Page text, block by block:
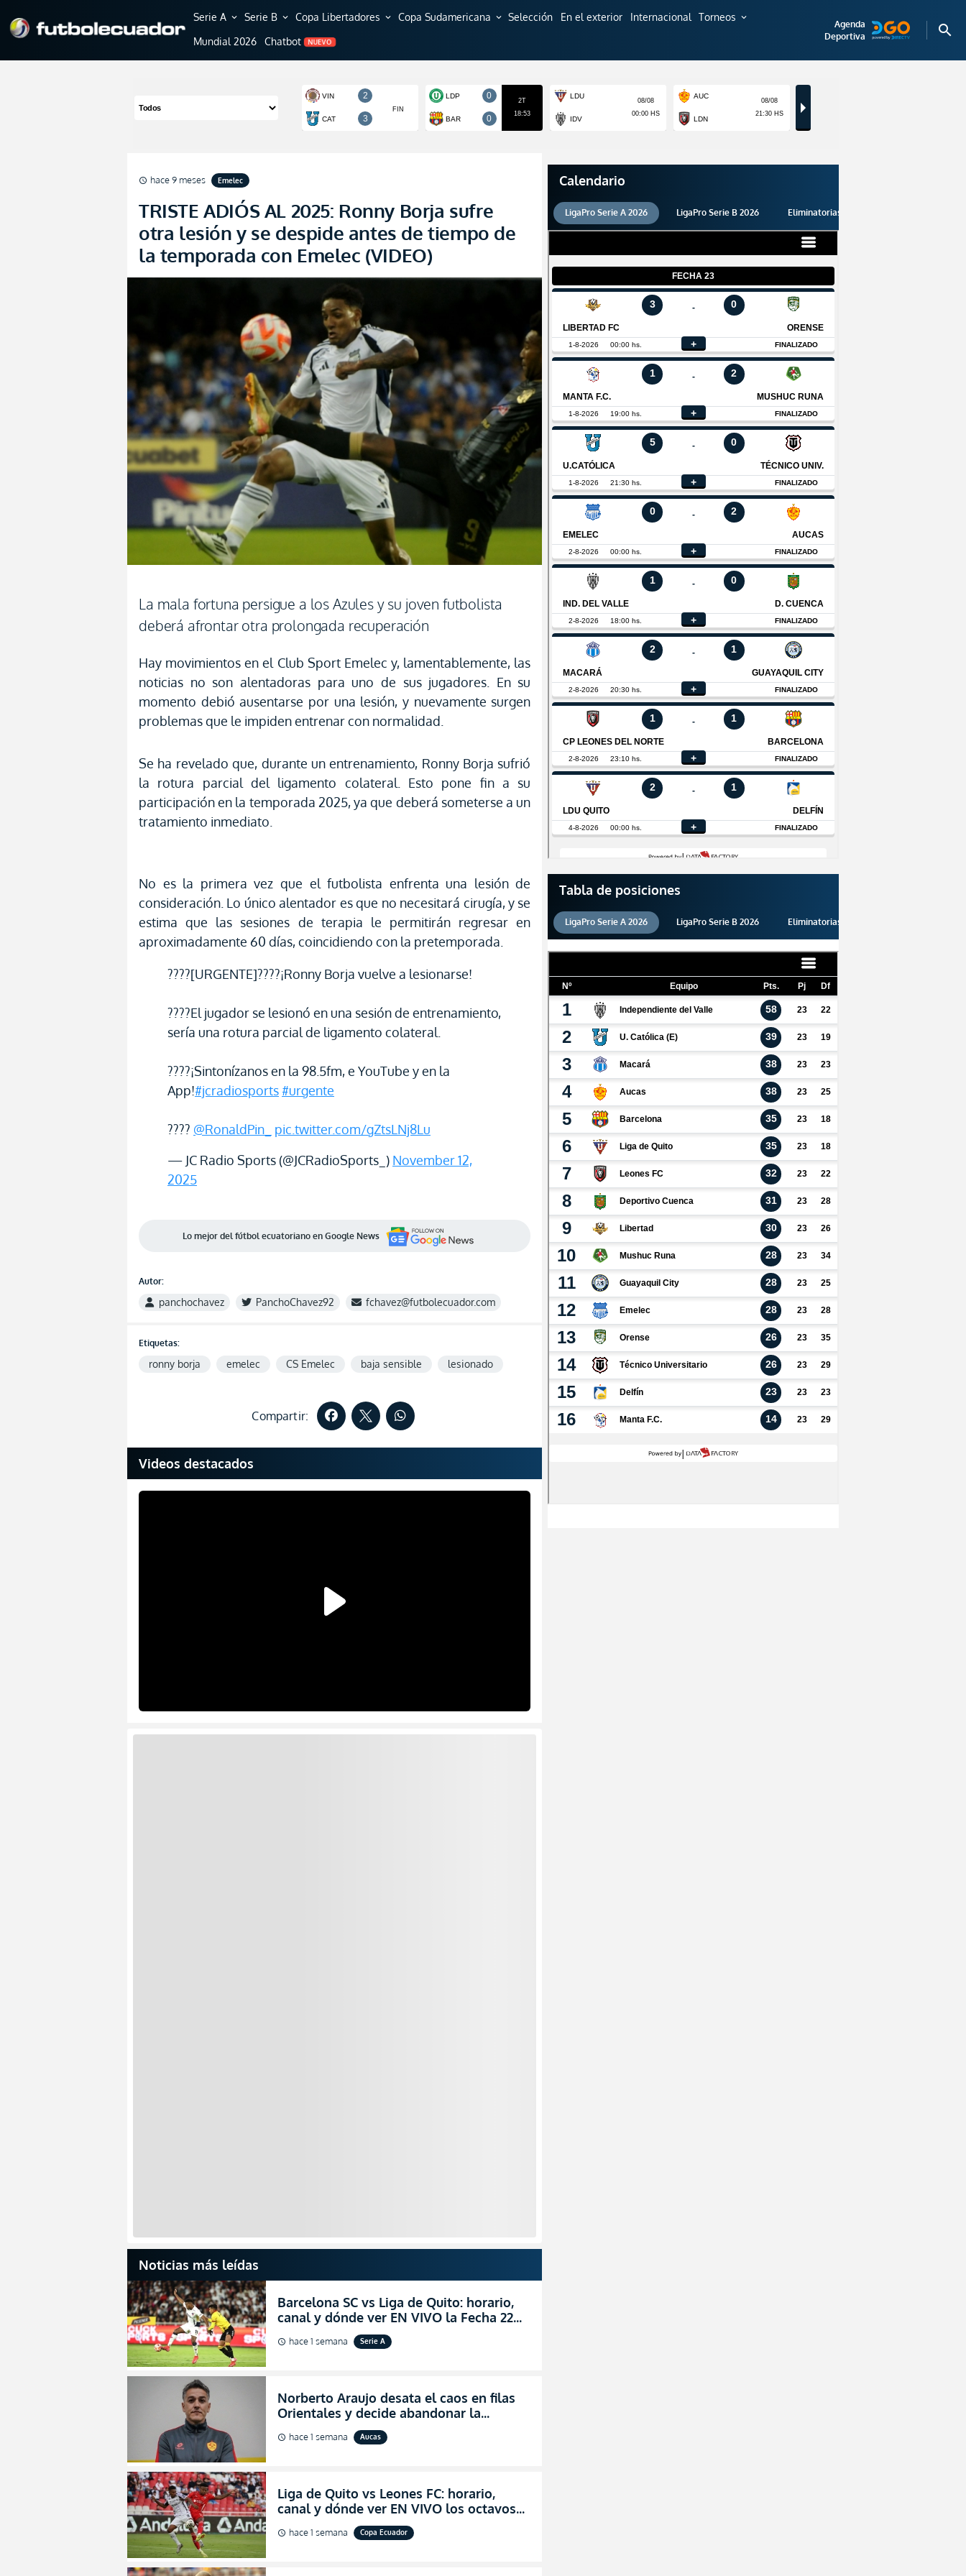
Serie A expand_more Serie B expand_more Copa Libertadores expand_more Copa Sudamericana expand_more Selección En el exterior Internacional Torneos expand_more
Mundial 2026 Chatbot NUEVO
Agenda
Deportiva
search
schedule hace 9 meses Emelec
TRISTE ADIÓS AL 2025: Ronny Borja sufre
otra lesión y se despide antes de tiempo de
la temporada con Emelec (VIDEO)
La mala fortuna persigue a los Azules y su joven futbolista
deberá afrontar otra prolongada recuperación
Hay movimientos en el Club Sport Emelec y, lamentablemente, las
noticias no son alentadoras para uno de sus jugadores. En su
momento debió ausentarse por una lesión, y nuevamente surgen
problemas que le impiden entrenar con normalidad.
Se ha revelado que, durante un entrenamiento, Ronny Borja sufrió
la rotura parcial del ligamento colateral. Esto pone fin a su
participación en la temporada 2025, ya que deberá someterse a un
tratamiento inmediato.
No es la primera vez que el futbolista enfrenta una lesión de
consideración. Lo único alentador es que no necesitará cirugía, y se
estima que las sesiones de terapia le permitirán regresar en
aproximadamente 60 días, coincidiendo con la pretemporada.
????[URGENTE]????¡Ronny Borja vuelve a lesionarse!
????El jugador se lesionó en una sesión de entrenamiento,
sería una rotura parcial de ligamento colateral.
????¡Sintonízanos en la 98.5fm, e YouTube y en la
App!#jcradiosports#urgente
???? @RonaldPin_
pic.twitter.com/gZtsLNj8Lu
— JC Radio Sports (@JCRadioSports_) November 12,
2025
Lo mejor del fútbol ecuatoriano en Google News
Autor:
panchochavez PanchoChavez92 fchavez@futbolecuador.com
Etiquetas:
ronny borja emelec CS Emelec baja sensible lesionado
Compartir:
Videos destacados
Noticias más leídas
Barcelona SC vs Liga de Quito: horario,
canal y dónde ver EN VIVO la Fecha 22
de la LigaPro 2026
schedule hace 1 semana Serie A
Norberto Araujo desata el caos en filas
Orientales y decide abandonar la
dirección técnica de Aucas
schedule hace 1 semana Aucas
Liga de Quito vs Leones FC: horario,
canal y dónde ver EN VIVO los octavos
de final de la Copa Ecuador 2026
schedule hace 1 semana Copa Ecuador
Calendario
LigaPro Serie A 2026 LigaPro Serie B 2026 Eliminatorias 2026
Tabla de posiciones
LigaPro Serie A 2026 LigaPro Serie B 2026 Eliminatorias 2026